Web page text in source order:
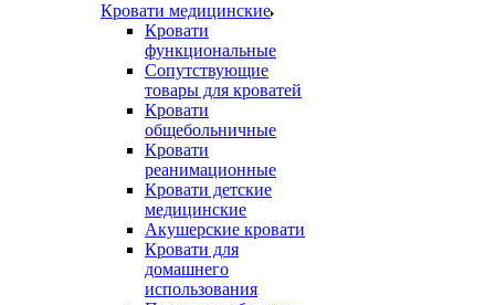
Кровати медицинские
Кровати
функциональные
Сопутствующие
товары для кроватей
Кровати
общебольничные
Кровати
реанимационные
Кровати детские
медицинские
Акушерские кровати
Кровати для
домашнего
использования